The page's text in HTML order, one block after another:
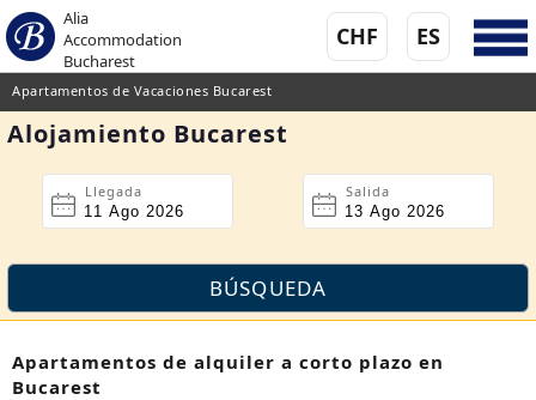
Alia
Accommodation
Bucharest
ES
CHF
Apartamentos de Vacaciones Bucarest
Alojamiento Bucarest
Llegada Salida
Apartamentos de alquiler a corto plazo en
Bucarest